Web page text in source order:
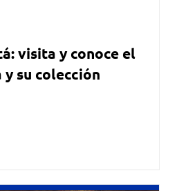
visita y conoce el
su colección